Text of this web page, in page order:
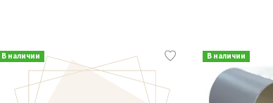
В наличии В наличии